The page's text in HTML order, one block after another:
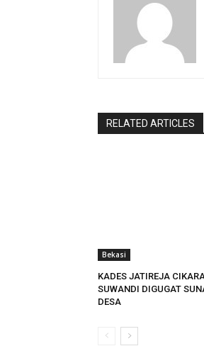
RELATED ARTICLES
Bekasi
KADES JATIREJA
SUWANDI DIGUGAT
DESA